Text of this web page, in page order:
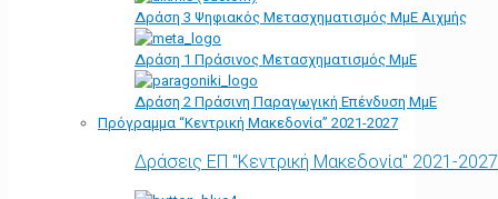
Δράση 3 Ψηφιακός Μετασχηματισμός ΜμΕ Αιχμής
Δράση 1 Πράσινος Μετασχηματισμός ΜμΕ
Δράση 2 Πράσινη Παραγωγική Επένδυση ΜμΕ
Πρόγραμμα “Κεντρική Μακεδονία” 2021-2027
Δράσεις ΕΠ "Κεντρική Μακεδονία" 2021-2027